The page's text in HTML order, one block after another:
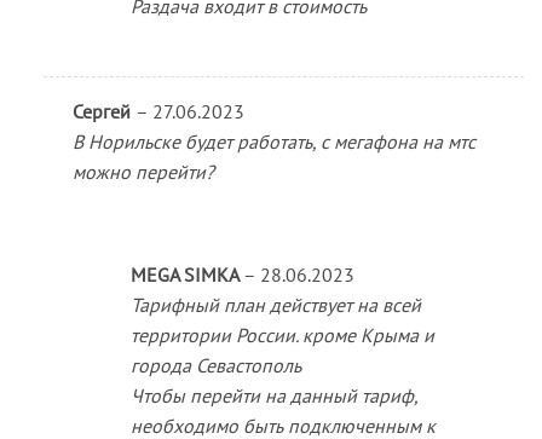
Раздача входит в стоимость
Сергей – 27.06.2023
В Норильске будет работать, с мегафона на мтс
можно перейти?
MEGA SIMKA – 28.06.2023
Тарифный план действует на всей
территории России. кроме Крыма и
города Севастополь
Чтобы перейти на данный тариф,
необходимо быть подключенным к